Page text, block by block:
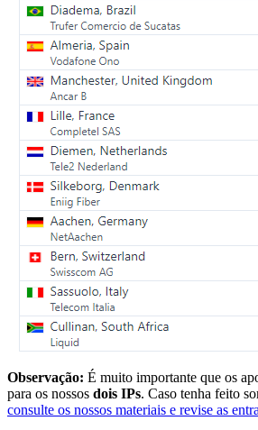
Observação: É muito importante que os
para os nossos dois IPs. Caso tenha feito
consulte os nossos materiais e revise as